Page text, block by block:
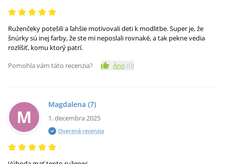
Ruženčeky potešili a ľahšie motivovali deti k modlitbe. Super je, že
šnúrky sú inej farby, že ste mi neposlali rovnaké, a tak pekne vedia
rozlíšiť, komu ktorý patrí.
Pomohla vám táto recenzia?
Áno (0)
M
Magdalena (7)
1. decembra 2025
Overená recenzia